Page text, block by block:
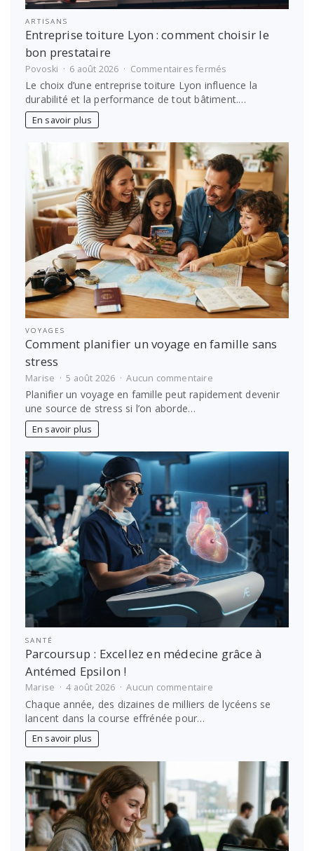
ARTISANS
Entreprise toiture Lyon : comment choisir le
bon prestataire
Povoski 6 août 2026 Commentaires fermés
Entreprise
toiture
Lyon :
le
bon
prestataire
Le choix d’une entreprise toiture Lyon influence la
durabilité et la performance de tout bâtiment.…
En savoir plus
VOYAGES
Comment planifier un voyage en famille sans
stress
Marise 5 août 2026 Aucun commentairesur
Comment
planifier
famille
sans
Planifier un voyage en famille peut rapidement devenir
une source de stress si l’on aborde…
En savoir plus
SANTÉ
Parcoursup : Excellez en médecine grâce à
Antémed Epsilon !
Marise 4 août 2026 Aucun commentairesur
Parcoursup
:
Antémed
Epsilon
!
Chaque année, des dizaines de milliers de lycéens se
lancent dans la course effrénée pour…
En savoir plus